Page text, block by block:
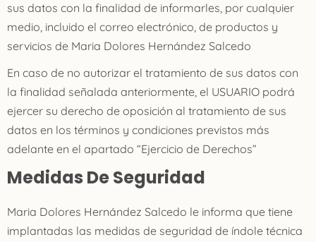
sus datos con la finalidad de informarles, por cualquier
medio, incluido el correo electrónico, de productos y
servicios de Maria Dolores Hernández Salcedo
En caso de no autorizar el tratamiento de sus datos con
la finalidad señalada anteriormente, el USUARIO podrá
ejercer su derecho de oposición al tratamiento de sus
datos en los términos y condiciones previstos más
adelante en el apartado “Ejercicio de Derechos”
Medidas De Seguridad
Maria Dolores Hernández Salcedo le informa que tiene
implantadas las medidas de seguridad de índole técnica